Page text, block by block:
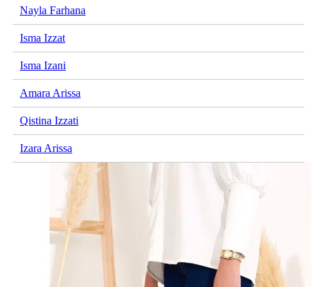
Nayla Farhana
Isma Izzat
Isma Izani
Amara Arissa
Qistina Izzati
Izara Arissa